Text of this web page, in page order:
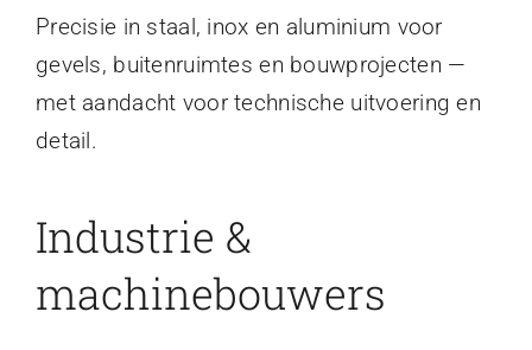
Precisie in staal, inox en aluminium voor
gevels, buitenruimtes en bouwprojecten —
met aandacht voor technische uitvoering en
detail.
Industrie &
machinebouwers